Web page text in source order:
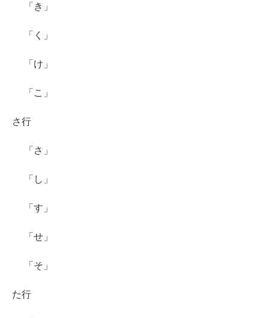
「き」
「く」
「け」
「こ」
さ行
「さ」
「し」
「す」
「せ」
「そ」
た行